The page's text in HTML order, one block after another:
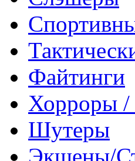
Файтинги
Хорроры /
Шутеры